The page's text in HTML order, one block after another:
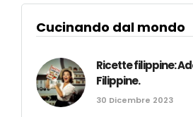
Cucinando dal mondo
Ricette filippine:
Filippine.
30 Dicembre 2023